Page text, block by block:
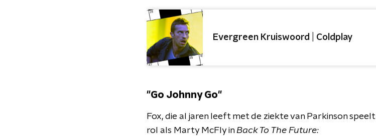
Evergreen Kruiswoord | Coldplay
"Go Johnny Go"
Fox, die al jaren leeft met de ziekte van Parkinson
rol als Marty McFly inBack To The Future: